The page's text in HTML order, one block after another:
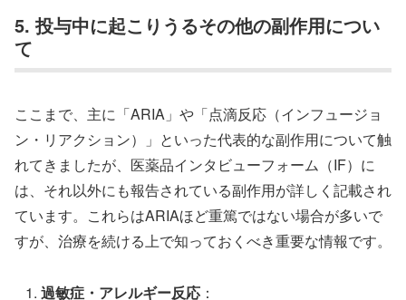
5. 投与中に起こりうるその他の副作用につい
て
ここまで、主に「ARIA」や「点滴反応（インフュージョ
ン・リアクション）」といった代表的な副作用について触
れてきましたが、医薬品インタビューフォーム（IF）に
は、それ以外にも報告されている副作用が詳しく記載され
ています。これらはARIAほど重篤ではない場合が多いで
すが、治療を続ける上で知っておくべき重要な情報です。
過敏症・アレルギー反応 ：